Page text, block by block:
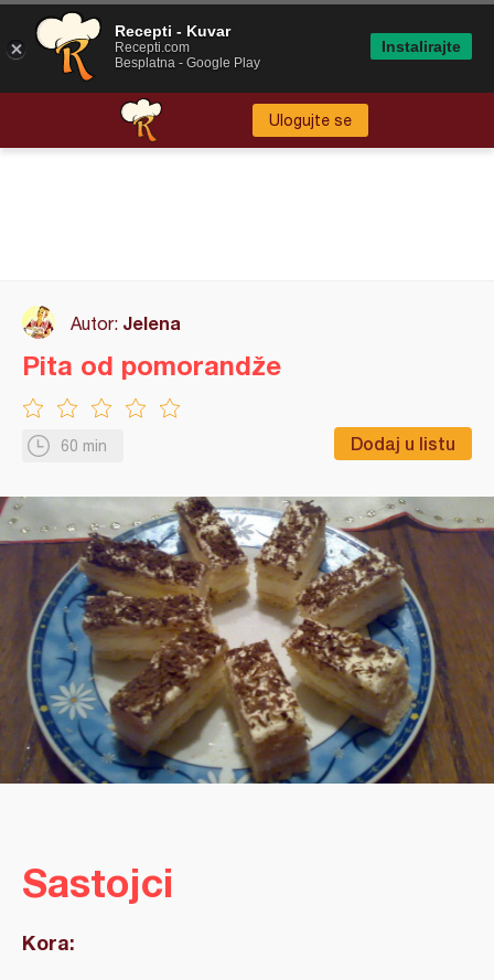
Ulogujte se
Autor: Jelena
60 min Dodaj u listu
Pita od pomorandže
Sastojci
Kora:
Recepti - Kuvar
Recepti.com
Besplatna - Google Play
Instalirajte